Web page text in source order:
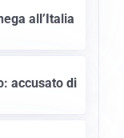
all’Italia
accusato di